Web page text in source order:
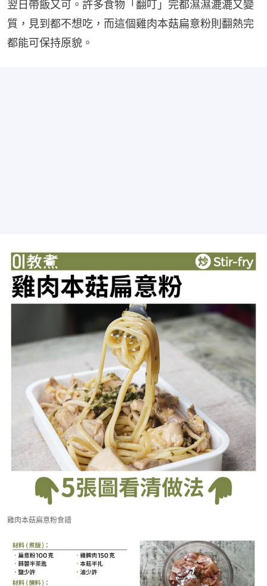
翌日帶飯又可。許多食物「翻叮」完都濕濕漉漉又變
質，見到都不想吃，而這個雞肉本菇扁意粉則翻熱完
都能可保持原貌。
雞肉本菇扁意粉食譜